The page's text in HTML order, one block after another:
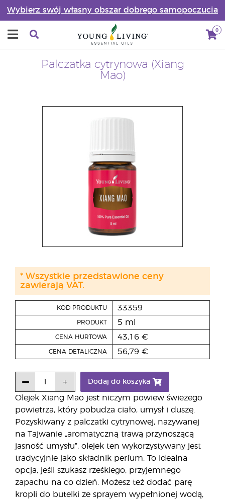
Wybierz swój własny obszar dobrego samopoczucia
0
Palczatka cytrynowa (Xiang
Mao)
Olejek Xiang Mao jest niczym powiew świeżego
powietrza, który pobudza ciało, umysł i duszę.
Pozyskiwany z palczatki cytrynowej, nazywanej
na Tajwanie „aromatyczną trawą przynoszącą
jasność umysłu”, olejek ten wykorzystywany jest
tradycyjnie jako składnik perfum. To idealna
opcja, jeśli szukasz rześkiego, przyjemnego
zapachu na co dzień. Możesz też dodać parę
kropli do butelki ze sprayem wypełnionej wodą,
KOD PRODUKTU 33359
PRODUKT 5 ml
CENA HURTOWA 43,16 €
CENA DETALICZNA 56,79 €
Dodaj do koszyka
* Wszystkie przedstawione ceny
zawierają VAT.